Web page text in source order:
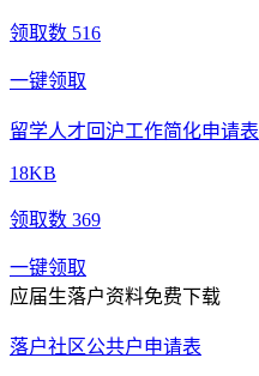
领取数 516
一键领取
留学人才回沪工作简化申请表
18KB
领取数 369
一键领取
应届生落户资料免费下载
落户社区公共户申请表